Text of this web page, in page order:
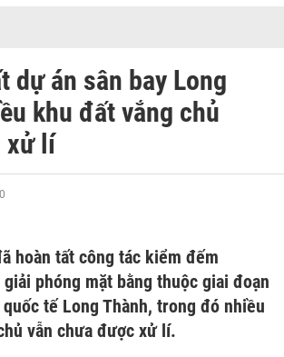
dự án sân bay Long
khu đất vắng chủ
xử lí
hoàn tất công tác kiểm đếm
phóng mặt bằng thuộc giai đoạn
tế Long Thành, trong đó nhiều
vẫn chưa được xử lí.